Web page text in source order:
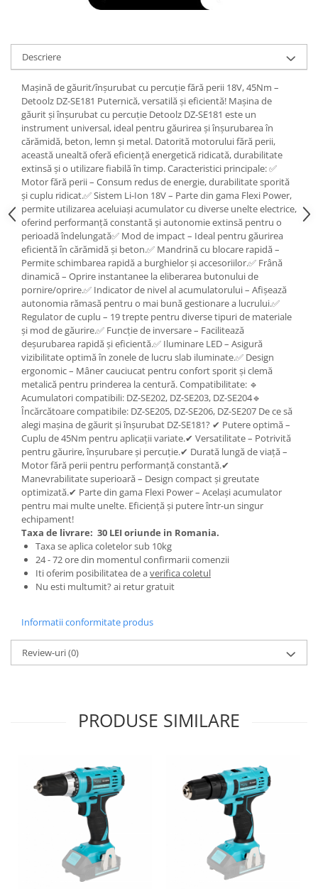
Tractoraș de tuns gazonul
Incubatoare, oparitoare si
deplumatoare
Aparate de tuns animale
Piese si accesorii aparate de tuns
animale
Tarcuri animale
Semanatori
Masini batut stalpi si accesorii
Roabe & accesorii
Casute gradina si cutii depozitare
Mobilier gradina
Corturi, Prelate si plase de
umbrire
Lopeti zapada
Zdrobitoare si teascuri
Teascuri
Zdrobitoare electrice
Zdrobitoare electrice & manuale
Zdrobitoare manuale
Masini de cusut si accesorii
Articole antidaunatori gradina
Sere si solarii
Suflante si aspiratoare exterior
Unelte altoit
Unelte manuale de gradina -
Stropitori
Folie si plase pt plante
Masini batut stalpi
Pentru Casa si Camping
Aragaze, plite, piese butelii de
Plite & aragaze
Iluminat & electrice
Prelungitoare & cabluri electrice
Coliere plastic
Conectori/doze
Descriere
Mașină de găurit/înșurubat cu percuție fără perii 18V, 45Nm –
Detoolz DZ-SE181 Puternică, versatilă și eficientă! Mașina de
găurit și înșurubat cu percuție Detoolz DZ-SE181 este un
instrument universal, ideal pentru găurirea și înșurubarea în
cărămidă, beton, lemn și metal. Datorită motorului fără perii,
această unealtă oferă eficiență energetică ridicată, durabilitate
extinsă și o utilizare fiabilă în timp. Caracteristici principale: ✅
Motor fără perii – Consum redus de energie, durabilitate sporită
și cuplu ridicat.✅ Sistem Li-Ion 18V – Parte din gama Flexi Power,
permite utilizarea aceluiași acumulator cu diverse unelte electrice,
oferind performanță constantă și autonomie extinsă pentru o
perioadă îndelungată✅ Mod de impact – Ideal pentru găurirea
eficientă în cărămidă și beton.✅ Mandrină cu blocare rapidă –
Permite schimbarea rapidă a burghielor și accesoriilor.✅ Frână
dinamică – Oprire instantanee la eliberarea butonului de
pornire/oprire.✅ Indicator de nivel al acumulatorului – Afișează
autonomia rămasă pentru o mai bună gestionare a lucrului.✅
Regulator de cuplu – 19 trepte pentru diverse tipuri de materiale
și mod de găurire.✅ Funcție de inversare – Facilitează
deșurubarea rapidă și eficientă.✅ Iluminare LED – Asigură
vizibilitate optimă în zonele de lucru slab iluminate.✅ Design
ergonomic – Mâner cauciucat pentru confort sporit și clemă
metalică pentru prinderea la centură. Compatibilitate: 🔹
Acumulatori compatibili: DZ-SE202, DZ-SE203, DZ-SE204🔹
Încărcătoare compatibile: DZ-SE205, DZ-SE206, DZ-SE207 De ce să
alegi mașina de găurit și înșurubat DZ-SE181? ✔ Putere optimă –
Cuplu de 45Nm pentru aplicații variate.✔ Versatilitate – Potrivită
pentru găurire, înșurubare și percuție.✔ Durată lungă de viață –
Motor fără perii pentru performanță constantă.✔
Manevrabilitate superioară – Design compact și greutate
optimizată.✔ Parte din gama Flexi Power – Același acumulator
pentru mai multe unelte. Eficiență și putere într-un singur
echipament!
Taxa de livrare: 30 LEI oriunde in Romania.
Taxa se aplica coletelor sub 10kg
24 - 72 ore din momentul confirmarii comenzii
Iti oferim posibilitatea de averifica coletul
Nu esti multumit? ai retur gratuit
Informatii conformitate produs
Review-uri(0)
PRODUSE SIMILARE